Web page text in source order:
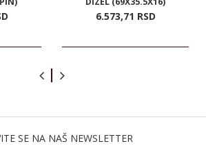
6.573,71 RSD
SE NA NAŠ NEWSLETTER